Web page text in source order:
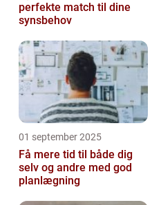
perfekte match til dine
synsbehov
01 september 2025
Få mere tid til både dig
selv og andre med god
planlægning